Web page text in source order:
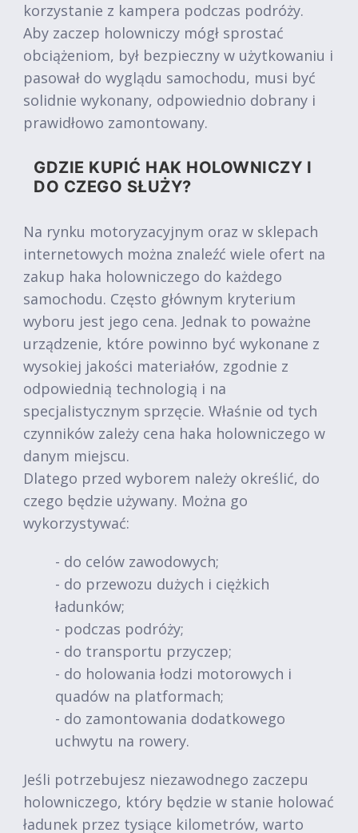
korzystanie z kampera podczas podróży.
Aby zaczep holowniczy mógł sprostać
obciążeniom, był bezpieczny w użytkowaniu i
pasował do wyglądu samochodu, musi być
solidnie wykonany, odpowiednio dobrany i
prawidłowo zamontowany.
GDZIE KUPIĆ HAK HOLOWNICZY I
DO CZEGO SŁUŻY?
Na rynku motoryzacyjnym oraz w sklepach
internetowych można znaleźć wiele ofert na
zakup haka holowniczego do każdego
samochodu. Często głównym kryterium
wyboru jest jego cena. Jednak to poważne
urządzenie, które powinno być wykonane z
wysokiej jakości materiałów, zgodnie z
odpowiednią technologią i na
specjalistycznym sprzęcie. Właśnie od tych
czynników zależy cena haka holowniczego w
danym miejscu.
Dlatego przed wyborem należy określić, do
czego będzie używany. Można go
wykorzystywać:
- do celów zawodowych;
- do przewozu dużych i ciężkich
ładunków;
- podczas podróży;
- do transportu przyczep;
- do holowania łodzi motorowych i
quadów na platformach;
- do zamontowania dodatkowego
uchwytu na rowery.
Jeśli potrzebujesz niezawodnego zaczepu
holowniczego, który będzie w stanie holować
ładunek przez tysiące kilometrów, warto